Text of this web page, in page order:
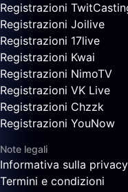
Registrazioni
Registrazioni Joilive
Registrazioni 17live
Registrazioni Kwai
Registrazioni NimoTV
Registrazioni VK Live
Registrazioni Chzzk
Registrazioni YouNow
Note legali
Informativa sulla privacy
Termini e condizioni